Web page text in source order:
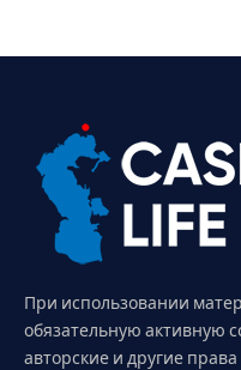
При использовании
обязательную активную
авторские и другие